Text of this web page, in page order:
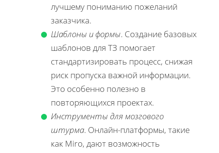
лучшему пониманию пожеланий
заказчика.
Шаблоны и формы. Создание базовых
шаблонов для ТЗ помогает
стандартизировать процесс, снижая
риск пропуска важной информации.
Это особенно полезно в
повторяющихся проектах.
Инструменты для мозгового
штурма. Онлайн-платформы, такие
как Miro, дают возможность